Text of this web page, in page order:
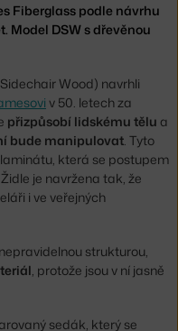
Fiberglass podle návrhu
Model DSW s dřevěnou
Wood) navrhli
v 50. letech za
přizpůsobí lidskému tělu a
bude manipulovat. Tyto
která se postupem
Židle je navržena tak, že
i ve veřejných
strukturou,
, protože jsou v ní jasně
sedák, který se